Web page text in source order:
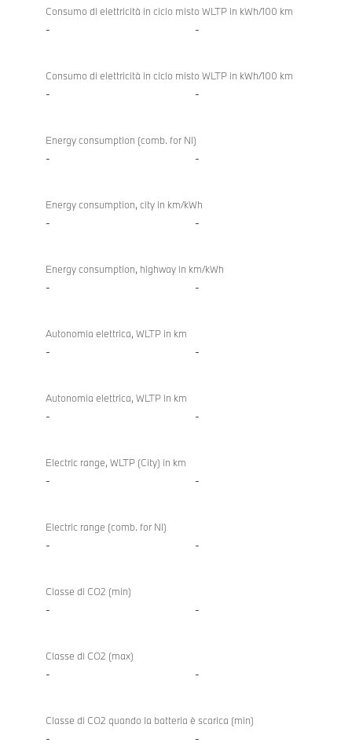
Consumo di elettricità in ciclo misto WLTP in kWh/100 km
- -
Consumo di elettricità in ciclo misto WLTP in kWh/100 km
- -
Energy consumption (comb. for NI)
- -
Energy consumption, city in km/kWh
- -
Energy consumption, highway in km/kWh
- -
Autonomia elettrica, WLTP in km
- -
Autonomia elettrica, WLTP in km
- -
Electric range, WLTP (City) in km
- -
Electric range (comb. for NI)
- -
Classe di CO2 (min)
- -
Classe di CO2 (max)
- -
Classe di CO2 quando la batteria è scarica (min)
- -